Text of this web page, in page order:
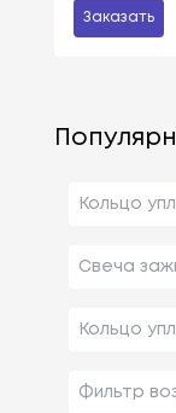
Заказать
Кольцо
Свеча
Кольцо
Фильтр